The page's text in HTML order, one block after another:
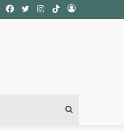
Acceso
TikTok
Instagram
Twitter
Facebook